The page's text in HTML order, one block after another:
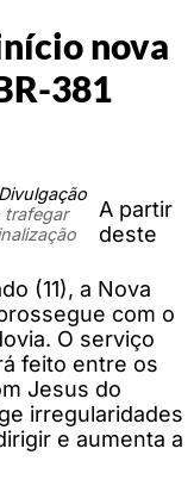
nova
381
Divulgação
trafegar
A partir
deste
(11), a Nova
com o
O serviço
feito entre os
Jesus do
irregularidades
e aumenta a